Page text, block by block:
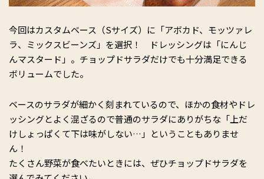
今回はカスタムベース（Sサイズ）に「アボカド、モッツァレ
ラ、ミックスビーンズ」を選択！ ドレッシングは「にんじ
んマスタード」。チョップドサラダだけでも十分満足できる
ボリュームでした。
ベースのサラダが細かく刻まれているので、ほかの食材やドレ
ッシングとよく混ざるので普通のサラダにありがちな「上だ
けしょっぱくて下は味がしない…」ということもありませ
ん！
たくさん野菜が食べたいときには、ぜひチョップドサラダを